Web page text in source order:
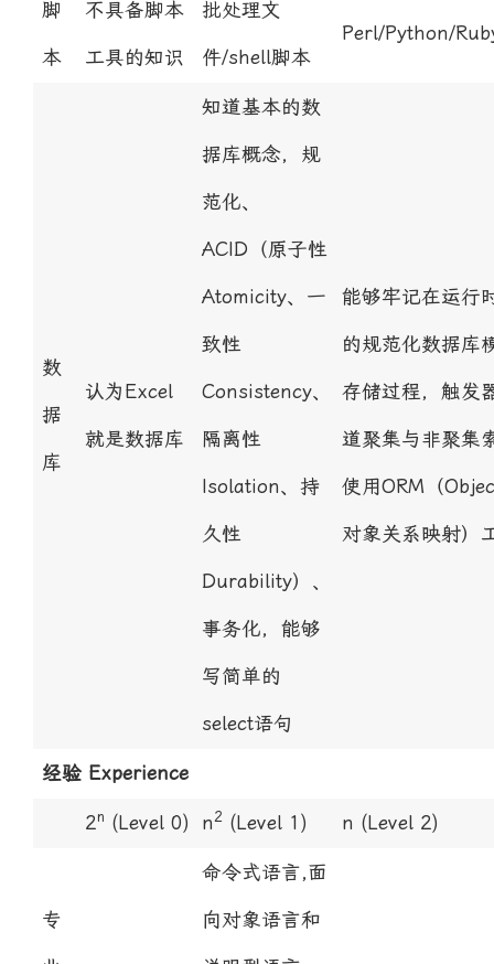
脚
本
不具备脚本
工具的知识
批处理文
件/shell脚本
Perl/Python/
数
据
库
认为Excel
就是数据库
知道基本的数
据库概念，规
范化、
ACID（原子性
Atomicity、一
致性
Consistency、
隔离性
Isolation、持
久性
Durability）、
事务化，能够
写简单的
select语句
能够牢记在运行
的规范化数据库
存储过程，触发
道聚集与非聚集
使用ORM（
对象关系映射）
经验 Experience
2n (Level 0) n2 (Level 1) n (Level 2)
专
命令式语言,面
向对象语言和